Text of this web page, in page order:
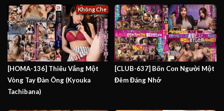
[HOMA-136] Thiếu Vắng Một
Vòng Tay Đàn Ông (Kyouka
Tachibana)
Không Che
[CLUB-637] Bốn Con Người Một
Đêm Đáng Nhớ